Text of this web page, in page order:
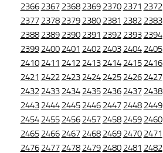
2366 2367 2368 2369 2370 2371 2372
2377 2378 2379 2380 2381 2382 2383
2388 2389 2390 2391 2392 2393 2394
2399 2400 2401 2402 2403 2404 2405
2410 2411 2412 2413 2414 2415 2416
2421 2422 2423 2424 2425 2426 2427
2432 2433 2434 2435 2436 2437 2438
2443 2444 2445 2446 2447 2448 2449
2454 2455 2456 2457 2458 2459 2460
2465 2466 2467 2468 2469 2470 2471
2476 2477 2478 2479 2480 2481 2482